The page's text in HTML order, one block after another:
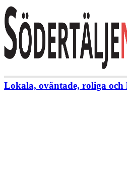
Lokala, oväntade, roliga och